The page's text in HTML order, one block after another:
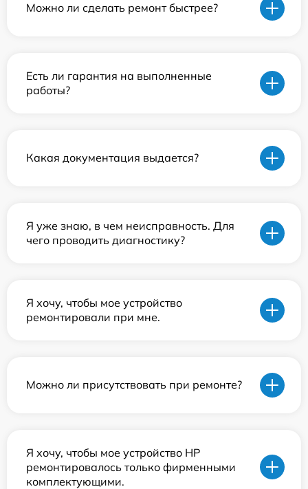
Можно ли сделать ремонт быстрее?
Есть ли гарантия на выполненные
работы?
Какая документация выдается?
Я уже знаю, в чем неисправность. Для
чего проводить диагностику?
Я хочу, чтобы мое устройство
ремонтировали при мне.
Можно ли присутствовать при ремонте?
Я хочу, чтобы мое устройство HP
ремонтировалось только фирменными
комплектующими.